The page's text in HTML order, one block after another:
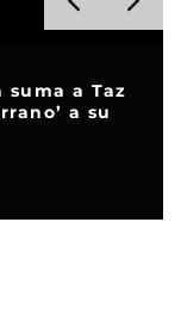
negocio
en